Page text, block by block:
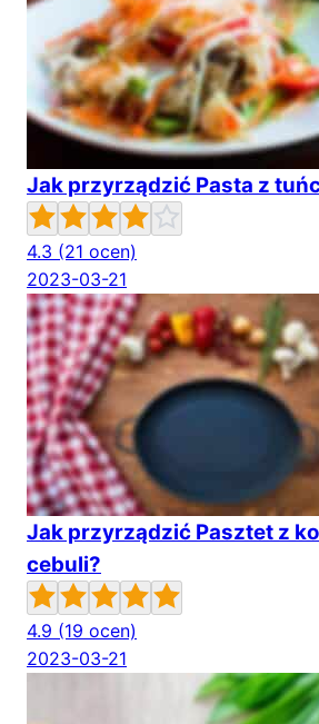
Jak przyrządzić Pasta z
4.3 (21 ocen)
2023-03-21
Jak przyrządzić Pasztet z
cebuli?
4.9 (19 ocen)
2023-03-21